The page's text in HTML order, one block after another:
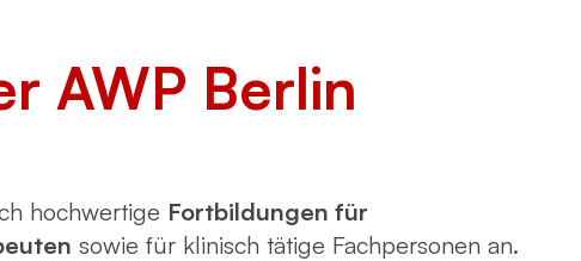
Online-Vorträge
Virtueller Rundgang
AWP Berlin
hochwertige Fortbildungen für
sowie für klinisch tätige Fachpersonen an.